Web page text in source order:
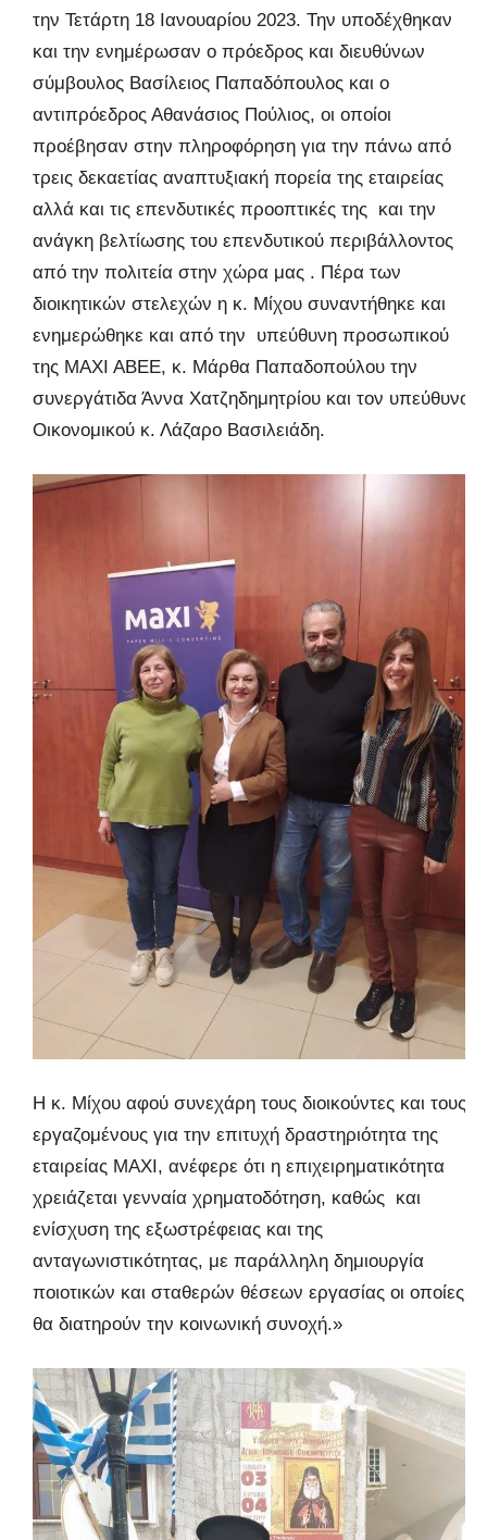
την Τετάρτη 18 Ιανουαρίου 2023. Την υποδέχθηκαν
και την ενημέρωσαν ο πρόεδρος και διευθύνων
σύμβουλος Βασίλειος Παπαδόπουλος και ο
αντιπρόεδρος Αθανάσιος Πούλιος, οι οποίοι
προέβησαν στην πληροφόρηση για την πάνω από
τρεις δεκαετίας αναπτυξιακή πορεία της εταιρείας
αλλά και τις επενδυτικές προοπτικές της και την
ανάγκη βελτίωσης του επενδυτικού περιβάλλοντος
από την πολιτεία στην χώρα μας . Πέρα των
διοικητικών στελεχών η κ. Μίχου συναντήθηκε και
ενημερώθηκε και από την υπεύθυνη προσωπικού
της ΜΑΧΙ ΑΒΕΕ, κ. Μάρθα Παπαδοπούλου την
συνεργάτιδα Άννα Χατζηδημητρίου και τον υπεύθυνο
Οικονομικού κ. Λάζαρο Βασιλειάδη.
Η κ. Μίχου αφού συνεχάρη τους διοικούντες και τους
εργαζομένους για την επιτυχή δραστηριότητα της
εταιρείας ΜΑΧΙ, ανέφερε ότι η επιχειρηματικότητα
χρειάζεται γενναία χρηματοδότηση, καθώς και
ενίσχυση της εξωστρέφειας και της
ανταγωνιστικότητας, με παράλληλη δημιουργία
ποιοτικών και σταθερών θέσεων εργασίας οι οποίες
θα διατηρούν την κοινωνική συνοχή.»